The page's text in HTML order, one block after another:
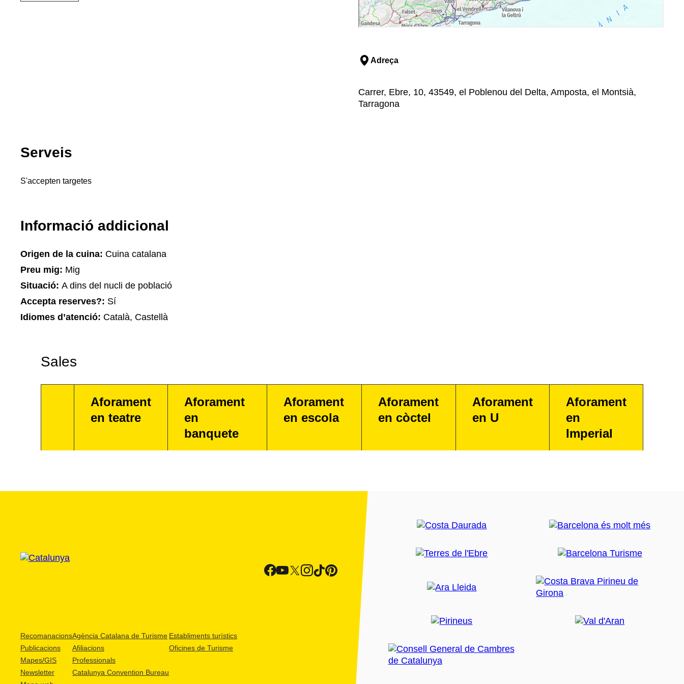
Adreça
Carrer, Ebre, 10, 43549, el Poblenou del Delta, Amposta, el Montsià,
Tarragona
Serveis
S'accepten targetes
Informació addicional
Origen de la cuina: Cuina catalana
Preu mig: Mig
Situació: A dins del nucli de població
Accepta reserves?: Sí
Idiomes d’atenció: Català, Castellà
Sales
Aforament
en teatre
Aforament
en
banquete
Aforament
en escola
Aforament
en còctel
Aforament
en U
Aforament
en
Imperial
Recomanacions
Publicacions
Mapes/GIS
Newsletter
Agència Catalana de Turisme
Afiliacions
Professionals
Catalunya Convention Bureau
Establiments turístics
Oficines de Turisme